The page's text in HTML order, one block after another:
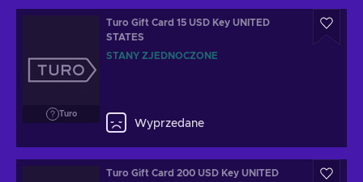
Turo
Turo Gift Card 15 USD Key UNITED
STATES
STANY ZJEDNOCZONE
Wyprzedane
Turo Gift Card 200 USD Key UNITED